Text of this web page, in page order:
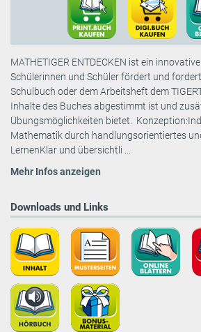
MATHETIGER ENTDECKEN ist ein
Schülerinnen und Schüler fördert und
Schulbuch oder dem Arbeitsheft dem
Inhalte des Buches abgestimmt ist und
Übungsmöglichkeiten bietet.
Mathematik durch handlungsorientiertes
LernenKlar und übersichtli ...
Mehr Infos anzeigen
Downloads und Links